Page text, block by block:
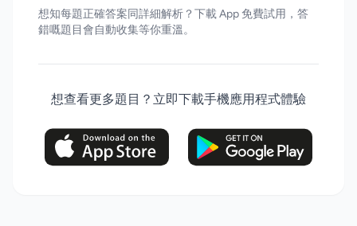
想知每題正確答案同詳細解析？下載 App 免費試用，答
錯嘅題目會自動收集等你重溫。
想查看更多題目？立即下載手機應用程式體驗